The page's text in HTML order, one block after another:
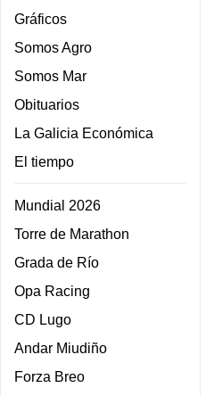
Gráficos
Somos Agro
Somos Mar
Obituarios
La Galicia Económica
El tiempo
Mundial 2026
Torre de Marathon
Grada de Río
Opa Racing
CD Lugo
Andar Miudiño
Forza Breo